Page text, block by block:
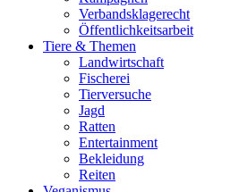
Verbandsklagerecht
Öffentlichkeitsarbeit
Tiere & Themen
Landwirtschaft
Fischerei
Tierversuche
Jagd
Ratten
Entertainment
Bekleidung
Reiten